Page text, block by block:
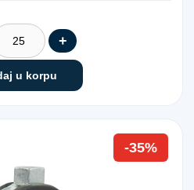
+
u korpu
-35%